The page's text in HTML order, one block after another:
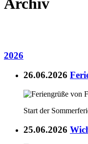
Archiv
2026
26.06.2026
Start der
25.06.2026